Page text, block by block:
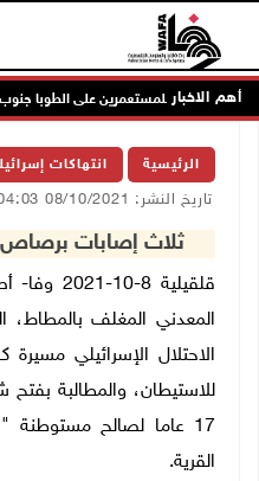
أهم الاخبار
في هجوم للمستعمرين على الطوبا جنوب
الرئيسية انتهاكات
تاريخ النشر: 08/10/2021 04:03 م
ثلاث إصابات برصاص
قلقيلية
المعدني المغلف
الاحتلال الإسرائيلي
للاستيطان، والمطالبة بفتح
17 عاما لصالح
القرية.